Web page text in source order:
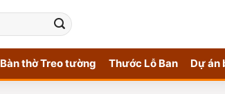
Bàn thờ Treo tường Thước Lỗ Ban Dự án